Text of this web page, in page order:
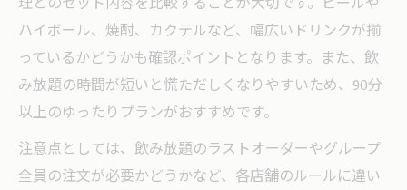
ハイボール、焼酎、カクテルなど、幅広いドリンクが揃
っているかどうかも確認ポイントとなります。また、飲
み放題の時間が短いと慌ただしくなりやすいため、90分
以上のゆったりプランがおすすめです。
注意点としては、飲み放題のラストオーダーやグループ
全員の注文が必要かどうかなど、各店舗のルールに違い